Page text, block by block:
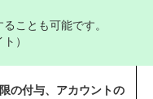
ことも可能です。
）
の付与、アカウントの